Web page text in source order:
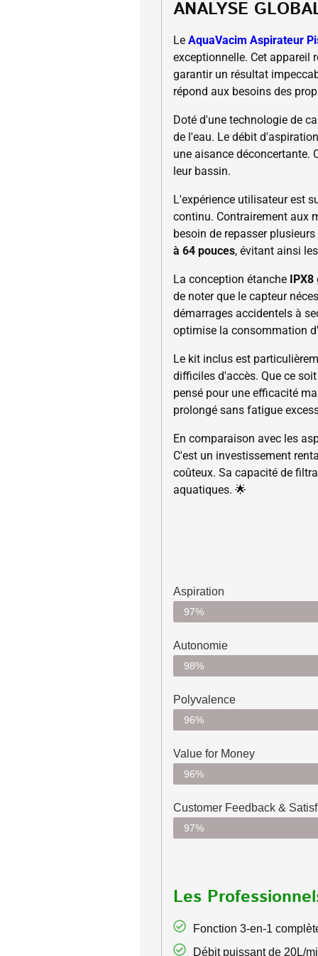
ANALYSE
Le AquaVacim Aspirateur
exceptionnelle. Cet appareil
garantir un résultat
répond aux besoins des
Doté d'une technologie de
de l'eau. Le débit
une aisance déconcertante.
leur bassin.
L'expérience utilisateur est
continu. Contrairement aux
besoin de repasser
à 64 pouces, évitant ainsi
La conception étanche IPX8
de noter que le capteur
démarrages accidentels à
optimise la consommation
Le kit inclus est
difficiles d'accès. Que ce
pensé pour une efficacité
prolongé sans fatigue
En comparaison avec les
C'est un investissement
coûteux. Sa capacité de
aquatiques. 🌟
Aspiration
97%
Autonomie
98%
Polyvalence
96%
Value for Money
96%
Customer Feedback &
97%
Les
Fonction 3-en-1
Débit puissant de 20L/